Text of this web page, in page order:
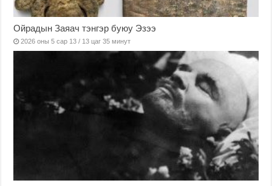
Ойрадын Заяач тэнгэр буюу Эзээ
2026 оны 5 сар 13 / 13 цаг 35 минут